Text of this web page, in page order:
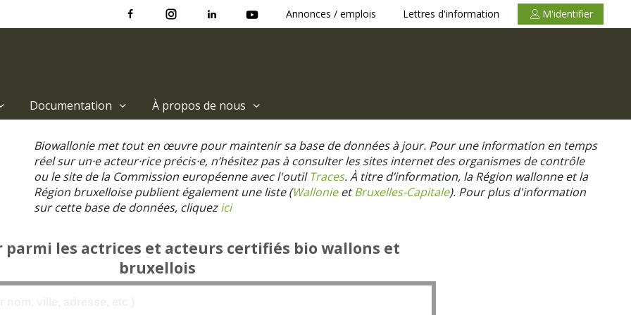
Annonces / emplois Lettres d'information M'identifier
Documentation À propos de nous
Biowallonie met tout en œuvre pour maintenir sa base de données à jour. Pour une information en temps
réel sur un·e acteur·rice précis·e, n’hésitez pas à consulter les sites internet des organismes de contrôle
ou le site de la Commission européenne avec l'outilTraces. À titre d’information, la Région wallonne et la
Région bruxelloise publient également une liste (WallonieetBruxelles-Capitale). Pour plus d'information
sur cette base de données, cliquezici
parmi les actrices et acteurs certifiés bio wallons et
bruxellois